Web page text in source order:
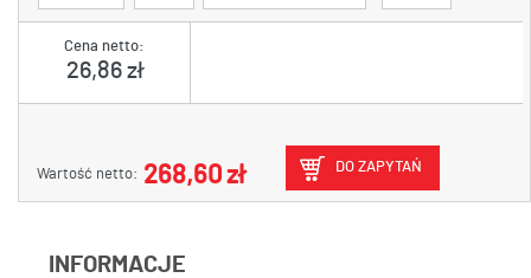
Cena netto:
26,86 zł
Wartość netto: 268,60 zł DO ZAPYTAŃ
INFORMACJE